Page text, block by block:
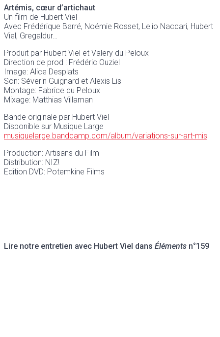
Artémis, cœur d’artichaut
Un film de Hubert Viel
Avec Frédérique Barré, Noémie Rosset, Lelio Naccari, Hubert
Viel, Gregaldur…
Produit par Hubert Viel et Valery du Peloux
Direction de prod : Frédéric Ouziel
Image: Alice Desplats
Son: Séverin Guignard et Alexis Lis
Montage: Fabrice du Peloux
Mixage: Matthias Villaman
Bande originale par Hubert Viel
Disponible sur Musique Large
musiquelarge.bandcamp.com/album/variations-sur-art-mis
Production: Artisans du Film
Distribution: NIZ!
Edition DVD: Potemkine Films
Lire notre entretien avec Hubert Viel dans Éléments n°159